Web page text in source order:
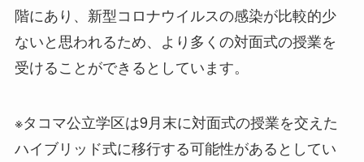
階にあり、新型コロナウイルスの感染が比較的少
ないと思われるため、より多くの対面式の授業を
受けることができるとしています。
※タコマ公立学区は9月末に対面式の授業を交えた
ハイブリッド式に移行する可能性があるとしてい